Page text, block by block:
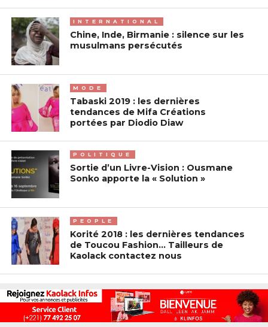
INTERNATIONAL
Chine, Inde, Birmanie : silence sur les
musulmans persécutés
MODE
Tabaski 2019 : les dernières
tendances de Mifa Créations
portées par Diodio Diaw
POLITIQUE
Sortie d’un Livre-Vision : Ousmane
Sonko apporte la « Solution »
PEOPLE
Korité 2018 : les dernières tendances
de Toucou Fashion… Tailleurs de
Kaolack contactez nous